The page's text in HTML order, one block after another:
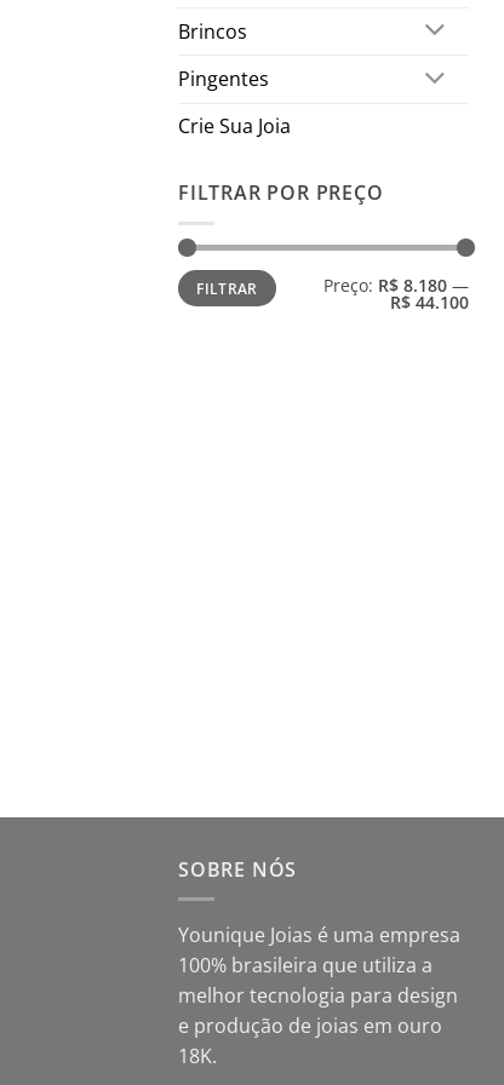
Brincos
Pingentes
Crie Sua Joia
FILTRAR POR PREÇO
Preço
mínimo
Preço
máximo
FILTRAR Preço: R$ 8.180 —
R$ 44.100
SOBRE NÓS
Younique Joias é uma empresa
100% brasileira que utiliza a
melhor tecnologia para design
e produção de joias em ouro
18K.